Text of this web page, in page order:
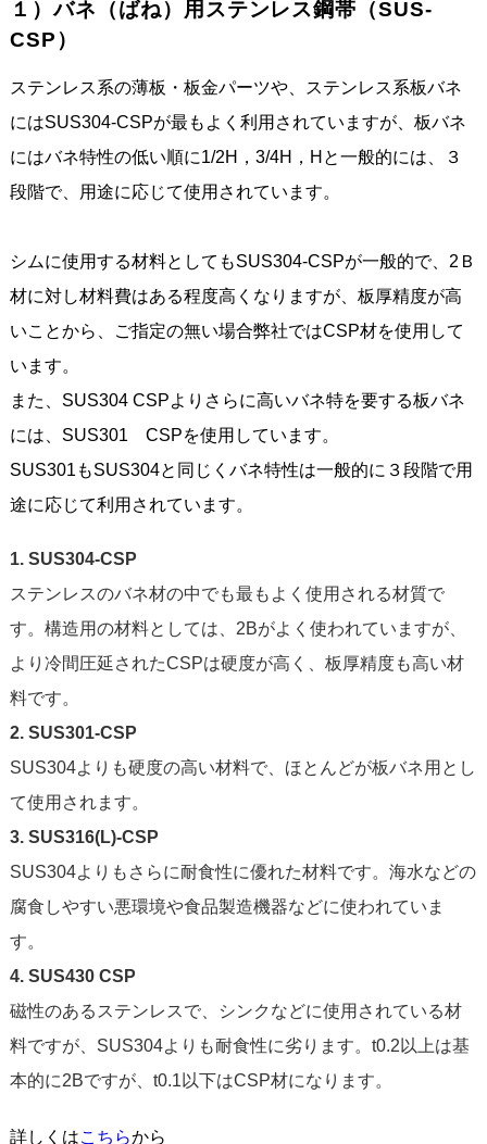
１）バネ（ばね）用ステンレス鋼帯（SUS-
CSP）
ステンレス系の薄板・板金パーツや、ステンレス系板バネ
にはSUS304-CSPが最もよく利用されていますが、板バネ
にはバネ特性の低い順に1/2H，3/4H，Hと一般的には、３
段階で、用途に応じて使用されています。
シムに使用する材料としてもSUS304-CSPが一般的で、2Ｂ
材に対し材料費はある程度高くなりますが、板厚精度が高
いことから、ご指定の無い場合弊社ではCSP材を使用して
います。
また、SUS304 CSPよりさらに高いバネ特を要する板バネ
には、SUS301 CSPを使用しています。
SUS301もSUS304と同じくバネ特性は一般的に３段階で用
途に応じて利用されています。
1. SUS304-CSP
ステンレスのバネ材の中でも最もよく使用される材質で
す。構造用の材料としては、2Bがよく使われていますが、
より冷間圧延されたCSPは硬度が高く、板厚精度も高い材
料です。
2. SUS301-CSP
SUS304よりも硬度の高い材料で、ほとんどが板バネ用とし
て使用されます。
3. SUS316(L)-CSP
SUS304よりもさらに耐食性に優れた材料です。海水などの
腐食しやすい悪環境や食品製造機器などに使われていま
す。
4. SUS430 CSP
磁性のあるステンレスで、シンクなどに使用されている材
料ですが、SUS304よりも耐食性に劣ります。t0.2以上は基
本的に2Bですが、t0.1以下はCSP材になります。
詳しくはこちらから